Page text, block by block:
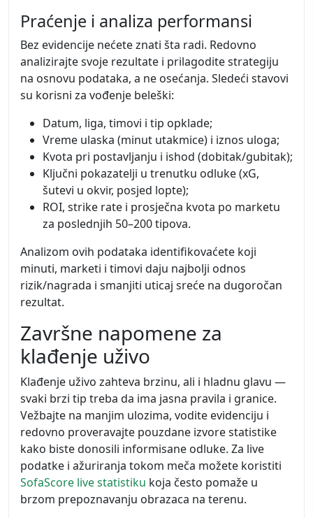
Praćenje i analiza performansi
Bez evidencije nećete znati šta radi. Redovno
analizirajte svoje rezultate i prilagodite strategiju
na osnovu podataka, a ne osećanja. Sledeći stavovi
su korisni za vođenje beleški:
Datum, liga, timovi i tip opklade;
Vreme ulaska (minut utakmice) i iznos uloga;
Kvota pri postavljanju i ishod (dobitak/gubitak);
Ključni pokazatelji u trenutku odluke (xG,
šutevi u okvir, posjed lopte);
ROI, strike rate i prosječna kvota po marketu
za poslednjih 50–200 tipova.
Analizom ovih podataka identifikovaćete koji
minuti, marketi i timovi daju najbolji odnos
rizik/nagrada i smanjiti uticaj sreće na dugoročan
rezultat.
Završne napomene za
klađenje uživo
Klađenje uživo zahteva brzinu, ali i hladnu glavu —
svaki brzi tip treba da ima jasna pravila i granice.
Vežbajte na manjim ulozima, vodite evidenciju i
redovno proveravajte pouzdane izvore statistike
kako biste donosili informisane odluke. Za live
podatke i ažuriranja tokom meča možete koristiti
SofaScore live statistiku koja često pomaže u
brzom prepoznavanju obrazaca na terenu.